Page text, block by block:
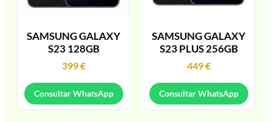
SAMSUNG GALAXY
S23 128GB
399€
Consultar WhatsApp
SAMSUNG GALAXY
S23 PLUS 256GB
449€
Consultar WhatsApp